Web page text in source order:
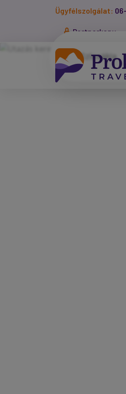
Ügyfélszolgálat:
Partnerkapu